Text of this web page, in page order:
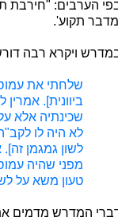
הערבים: "חירבת
תקוע'.
ויקרא רבה
שלחתי את עמוס
ביוונית].
שכינתיה אלא
לא היה לו
לשון גמגמן
מפני שהיה
טעון משא על
המדרש מדמים